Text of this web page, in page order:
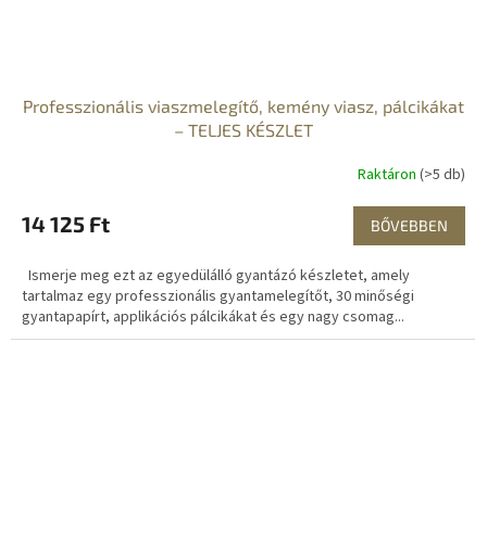
Professzionális viaszmelegítő, kemény viasz, pálcikákat
– TELJES KÉSZLET
Raktáron (>5 db)
14 125 Ft BŐVEBBEN
Ismerje meg ezt az egyedülálló gyantázó készletet, amely
tartalmaz egy professzionális gyantamelegítőt, 30 minőségi
gyantapapírt, applikációs pálcikákat és egy nagy csomag...